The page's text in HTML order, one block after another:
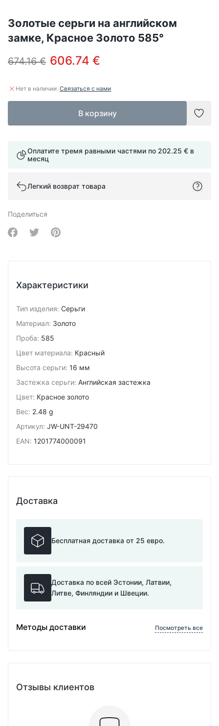
Золотые серьги на английском
замке, Красное Золото 585°
674.16 € 606.74 €
Нет в наличии·Связаться с нами
В корзину
Оплатите тремя равными частями по 202.25 € в
месяц
Легкий возврат товара
Поделиться
Share on Facebook
Share on Twitter
Share on Pinterest
Характеристики
Тип изделия: Серьги
Материал: Золото
Проба: 585
Цвет материала: Красный
Высота серьги: 16 мм
Застежка серьги: Английская застежка
Цвет: Красное золото
Вес: 2.48 g
Артикул: JW-UNT-29470
EAN: 1201774000091
Доставка
Бесплатная доставка от 25 евро.
Доставка по всей Эстонии, Латвии,
Литве, Финляндии и Швеции.
Методы доставки Посмотреть все
Отзывы клиентов